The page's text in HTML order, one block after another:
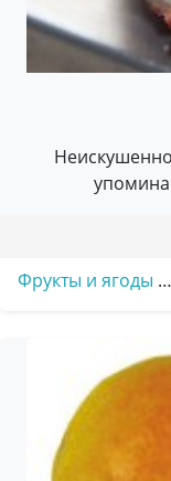
Фрукты и ягоды …